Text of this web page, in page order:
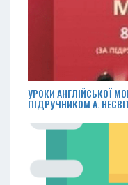
УРОКИ АНГЛІЙСЬКОЇ
ПІДРУЧНИКОМ А.